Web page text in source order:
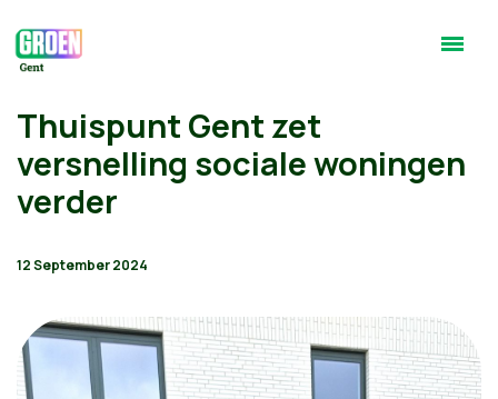
Thuispunt Gent zet
versnelling sociale woningen
verder
12 September 2024